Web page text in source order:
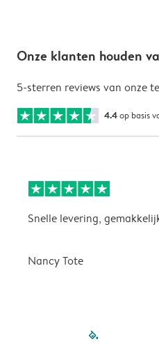
Onze klanten houden
5-sterren reviews van onze
4.4op basis
Snelle levering,
Nancy Tote
filled-